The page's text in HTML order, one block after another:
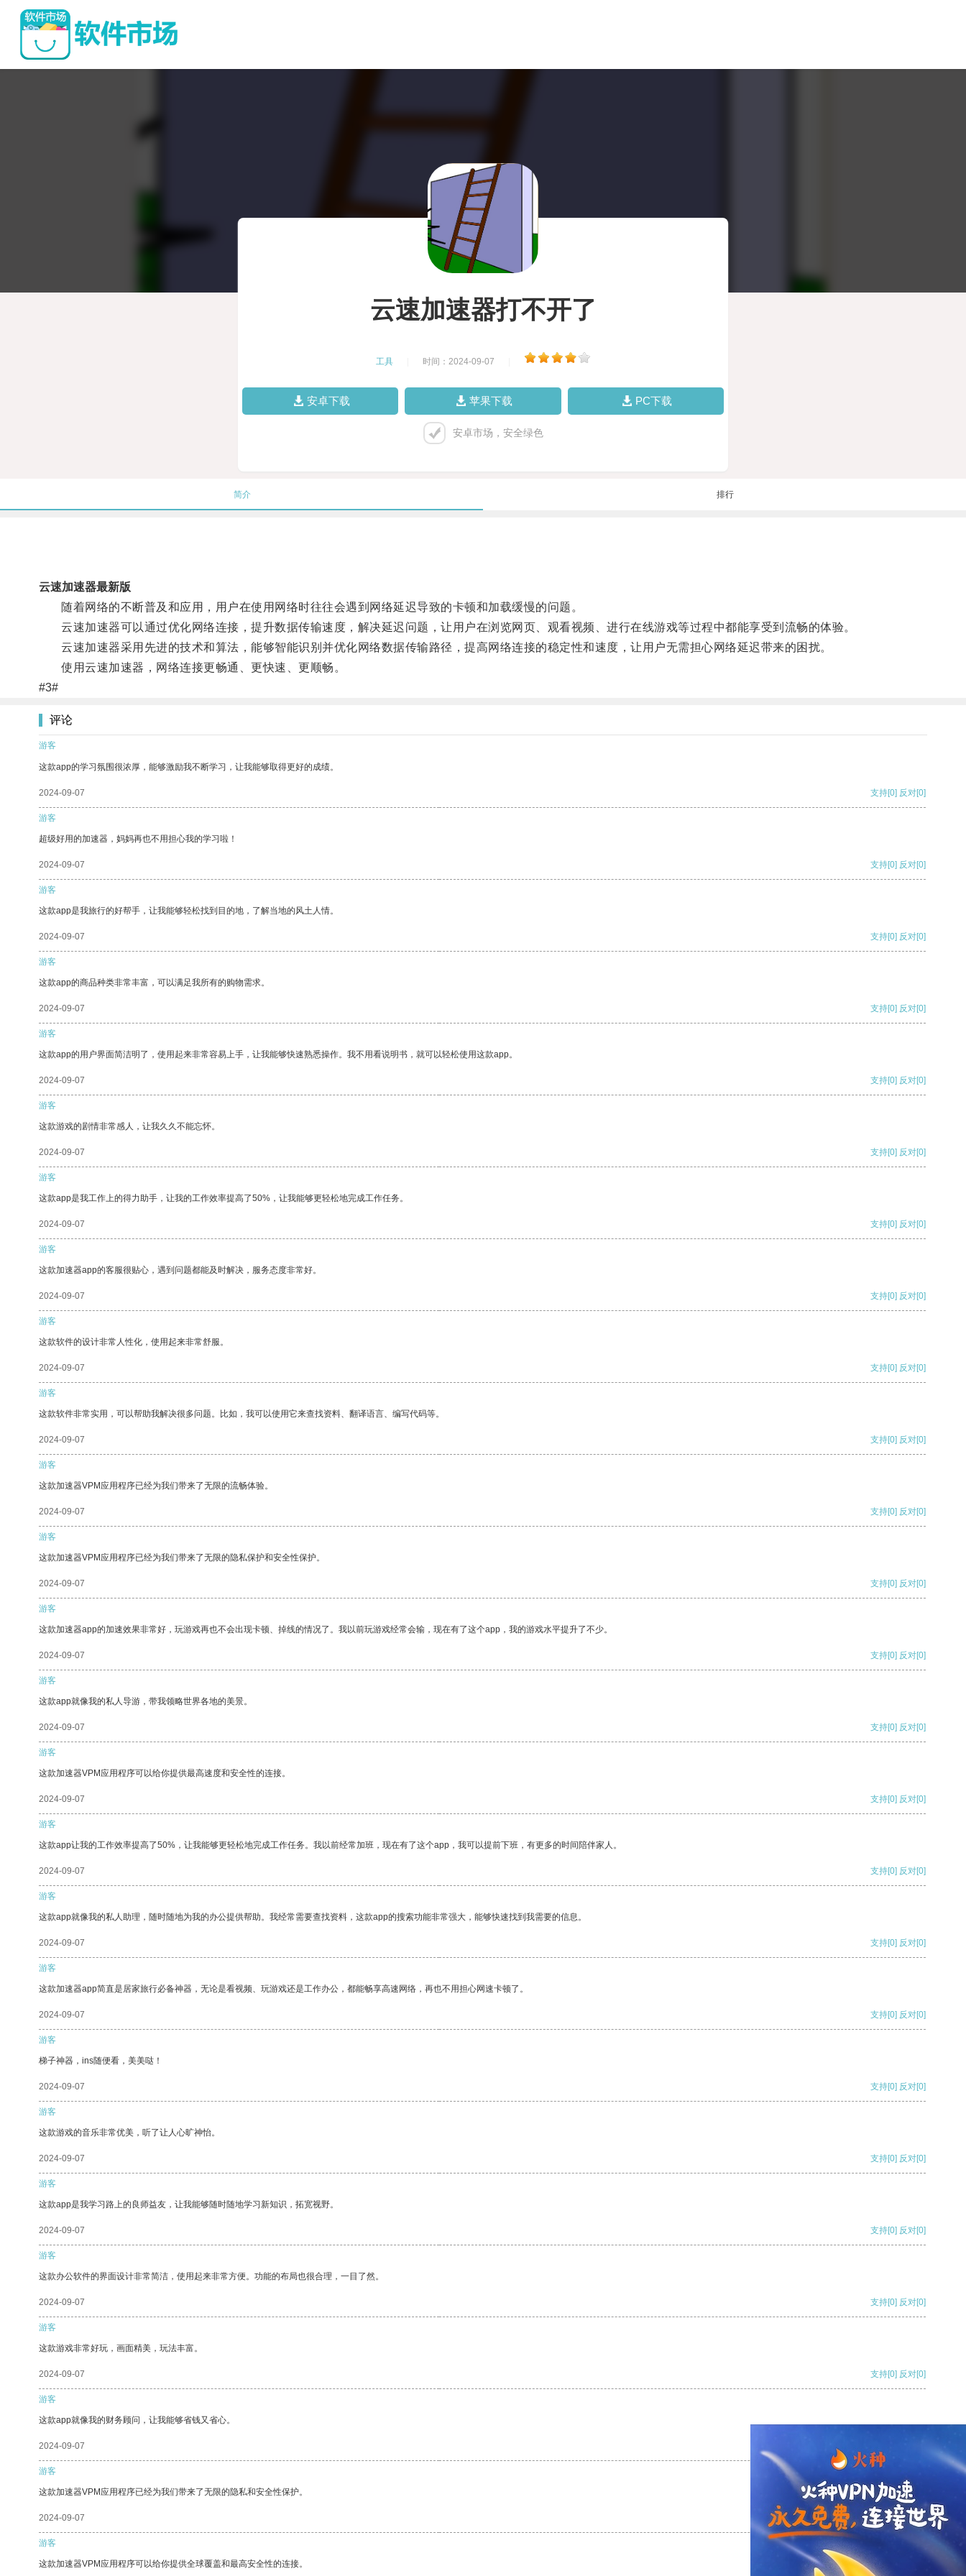
云速加速器打不开了
工具 时间：2024-09-07
安卓下载 苹果下载 PC下载
安卓市场，安全绿色
简介 排行
云速加速器最新版
随着网络的不断普及和应用，用户在使用网络时往往会遇到网络延迟导致的卡顿和加载缓慢的问题。
云速加速器可以通过优化网络连接，提升数据传输速度，解决延迟问题，让用户在浏览网页、观看视频、进行在线游戏等过程中都能享受到流畅的体验。
云速加速器采用先进的技术和算法，能够智能识别并优化网络数据传输路径，提高网络连接的稳定性和速度，让用户无需担心网络延迟带来的困扰。
使用云速加速器，网络连接更畅通、更快速、更顺畅。
#3#
评论
游客
这款app的学习氛围很浓厚，能够激励我不断学习，让我能够取得更好的成绩。
2024-09-07 支持[0] 反对[0]
游客
超级好用的加速器，妈妈再也不用担心我的学习啦！
2024-09-07 支持[0] 反对[0]
游客
这款app是我旅行的好帮手，让我能够轻松找到目的地，了解当地的风土人情。
2024-09-07 支持[0] 反对[0]
游客
这款app的商品种类非常丰富，可以满足我所有的购物需求。
2024-09-07 支持[0] 反对[0]
游客
这款app的用户界面简洁明了，使用起来非常容易上手，让我能够快速熟悉操作。我不用看说明书，就可以轻松使用这款app。
2024-09-07 支持[0] 反对[0]
游客
这款游戏的剧情非常感人，让我久久不能忘怀。
2024-09-07 支持[0] 反对[0]
游客
这款app是我工作上的得力助手，让我的工作效率提高了50%，让我能够更轻松地完成工作任务。
2024-09-07 支持[0] 反对[0]
游客
这款加速器app的客服很贴心，遇到问题都能及时解决，服务态度非常好。
2024-09-07 支持[0] 反对[0]
游客
这款软件的设计非常人性化，使用起来非常舒服。
2024-09-07 支持[0] 反对[0]
游客
这款软件非常实用，可以帮助我解决很多问题。比如，我可以使用它来查找资料、翻译语言、编写代码等。
2024-09-07 支持[0] 反对[0]
游客
这款加速器VPM应用程序已经为我们带来了无限的流畅体验。
2024-09-07 支持[0] 反对[0]
游客
这款加速器VPM应用程序已经为我们带来了无限的隐私保护和安全性保护。
2024-09-07 支持[0] 反对[0]
游客
这款加速器app的加速效果非常好，玩游戏再也不会出现卡顿、掉线的情况了。我以前玩游戏经常会输，现在有了这个app，我的游戏水平提升了不少。
2024-09-07 支持[0] 反对[0]
游客
这款app就像我的私人导游，带我领略世界各地的美景。
2024-09-07 支持[0] 反对[0]
游客
这款加速器VPM应用程序可以给你提供最高速度和安全性的连接。
2024-09-07 支持[0] 反对[0]
游客
这款app让我的工作效率提高了50%，让我能够更轻松地完成工作任务。我以前经常加班，现在有了这个app，我可以提前下班，有更多的时间陪伴家人。
2024-09-07 支持[0] 反对[0]
游客
这款app就像我的私人助理，随时随地为我的办公提供帮助。我经常需要查找资料，这款app的搜索功能非常强大，能够快速找到我需要的信息。
2024-09-07 支持[0] 反对[0]
游客
这款加速器app简直是居家旅行必备神器，无论是看视频、玩游戏还是工作办公，都能畅享高速网络，再也不用担心网速卡顿了。
2024-09-07 支持[0] 反对[0]
游客
梯子神器，ins随便看，美美哒！
2024-09-07 支持[0] 反对[0]
游客
这款游戏的音乐非常优美，听了让人心旷神怡。
2024-09-07 支持[0] 反对[0]
游客
这款app是我学习路上的良师益友，让我能够随时随地学习新知识，拓宽视野。
2024-09-07 支持[0] 反对[0]
游客
这款办公软件的界面设计非常简洁，使用起来非常方便。功能的布局也很合理，一目了然。
2024-09-07 支持[0] 反对[0]
游客
这款游戏非常好玩，画面精美，玩法丰富。
2024-09-07 支持[0] 反对[0]
游客
这款app就像我的财务顾问，让我能够省钱又省心。
2024-09-07
游客
这款加速器VPM应用程序已经为我们带来了无限的隐私和安全性保护。
2024-09-07 支持 [0] 反对[0]
游客
这款加速器VPM应用程序可以给你提供全球覆盖和最高安全性的连接。